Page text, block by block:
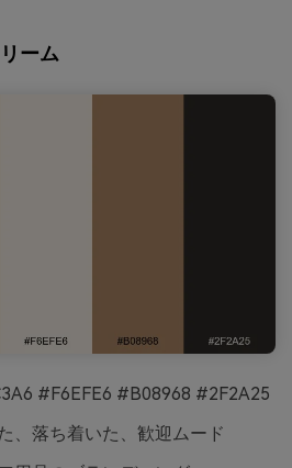
ーム
#F6EFE6 #B08968 #2F2A25
、落ち着いた、歓迎ムード